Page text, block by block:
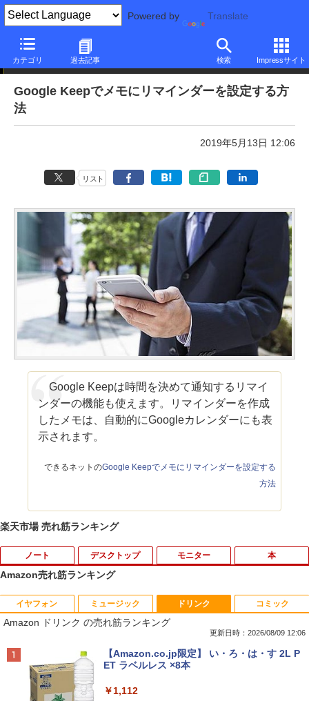
Powered by Translate
カテゴリ 過去記事 検索 Impressサイト
本日のできるネット
Google Keepでメモにリマインダーを設定する方
法
2019年5月13日 12:06
リスト
Google Keepは時間を決めて通知するリマイ
ンダーの機能も使えます。リマインダーを作成
したメモは、自動的にGoogleカレンダーにも表
示されます。
できるネットのGoogle Keepでメモにリマインダーを設定する
方法
楽天市場 売れ筋ランキング
ノート
1
【★最大100%ポイント】【大特価!訳あ
り!】富士通 LIFEBOOK A576/第6世代 C
ore i3/メモリ:4GB/SSD:128GB/15.6型液
晶/USB 3.0/VGA/HDMI/DVD/Office/中古
パソコン ノートパソコン Windows11 W
indows10
￥8,999
デスクトップ モニター
1
富士通 Fujitsu 液晶モニター VL-17CST
17インチ スクエア ホワイト LCD LEDバ
ックライト SXGA 1280×1024 TNパネル
非光沢 ノングレア DVI VESA準拠 ディス
プレイ 【中古】
本
1
ちいかわ なんか小さくてかわいいやつ
（1） （ワイドKC） [ ナガノ ]
￥1,100
Amazon売れ筋ランキング
イヤフォン
Anker Soundcore P40i オフホワイト
ミュージック
BRUCE WAYNE feat. Flo Milli, ATL Jacob
[Explicit]
￥250
ドリンク
Amazon ドリンク の売れ筋ランキング
更新日時：2026/08/09 12:06
【Amazon.co.jp限定】 い・ろ・は・す 2L P
ET ラベルレス ×8本
￥1,112
コミック